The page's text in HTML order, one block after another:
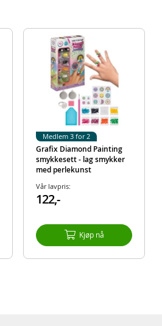
Grafix Diamond Painting
smykkesett - lag smykker
med perlekunst
Vår lavpris:
122,-
Kjøp nå
Medlem 3 for 2